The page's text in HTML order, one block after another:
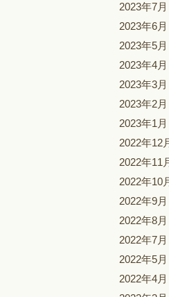
2023年7月
2023年6月
2023年5月
2023年4月
2023年3月
2023年2月
2023年1月
2022年12
2022年11
2022年10
2022年9月
2022年8月
2022年7月
2022年5月
2022年4月